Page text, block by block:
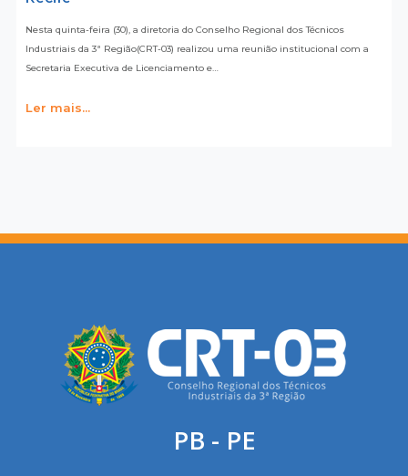
Nesta quinta-feira (30), a diretoria do Conselho Regional dos Técnicos
Industriais da 3ª Região(CRT-03) realizou uma reunião institucional com a
Secretaria Executiva de Licenciamento e…
Ler mais...
PB - PE